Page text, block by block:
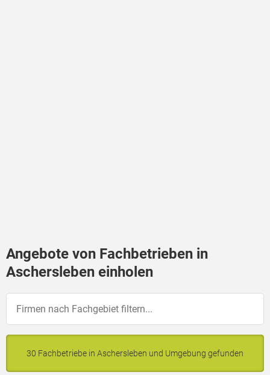
Angebote von Fachbetrieben in
Aschersleben einholen
30 Fachbetriebe in Aschersleben und Umgebung gefunden